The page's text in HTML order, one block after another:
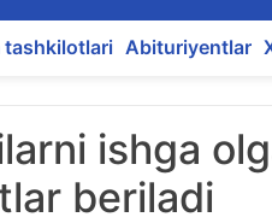
tashkilotlari Abituriyentlar
ishga
beriladi